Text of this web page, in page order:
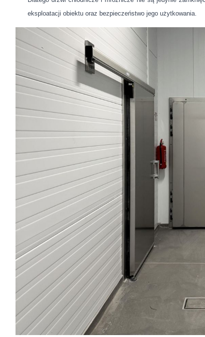
eksploatacji obiektu oraz bezpieczeństwo jego użytkowania.